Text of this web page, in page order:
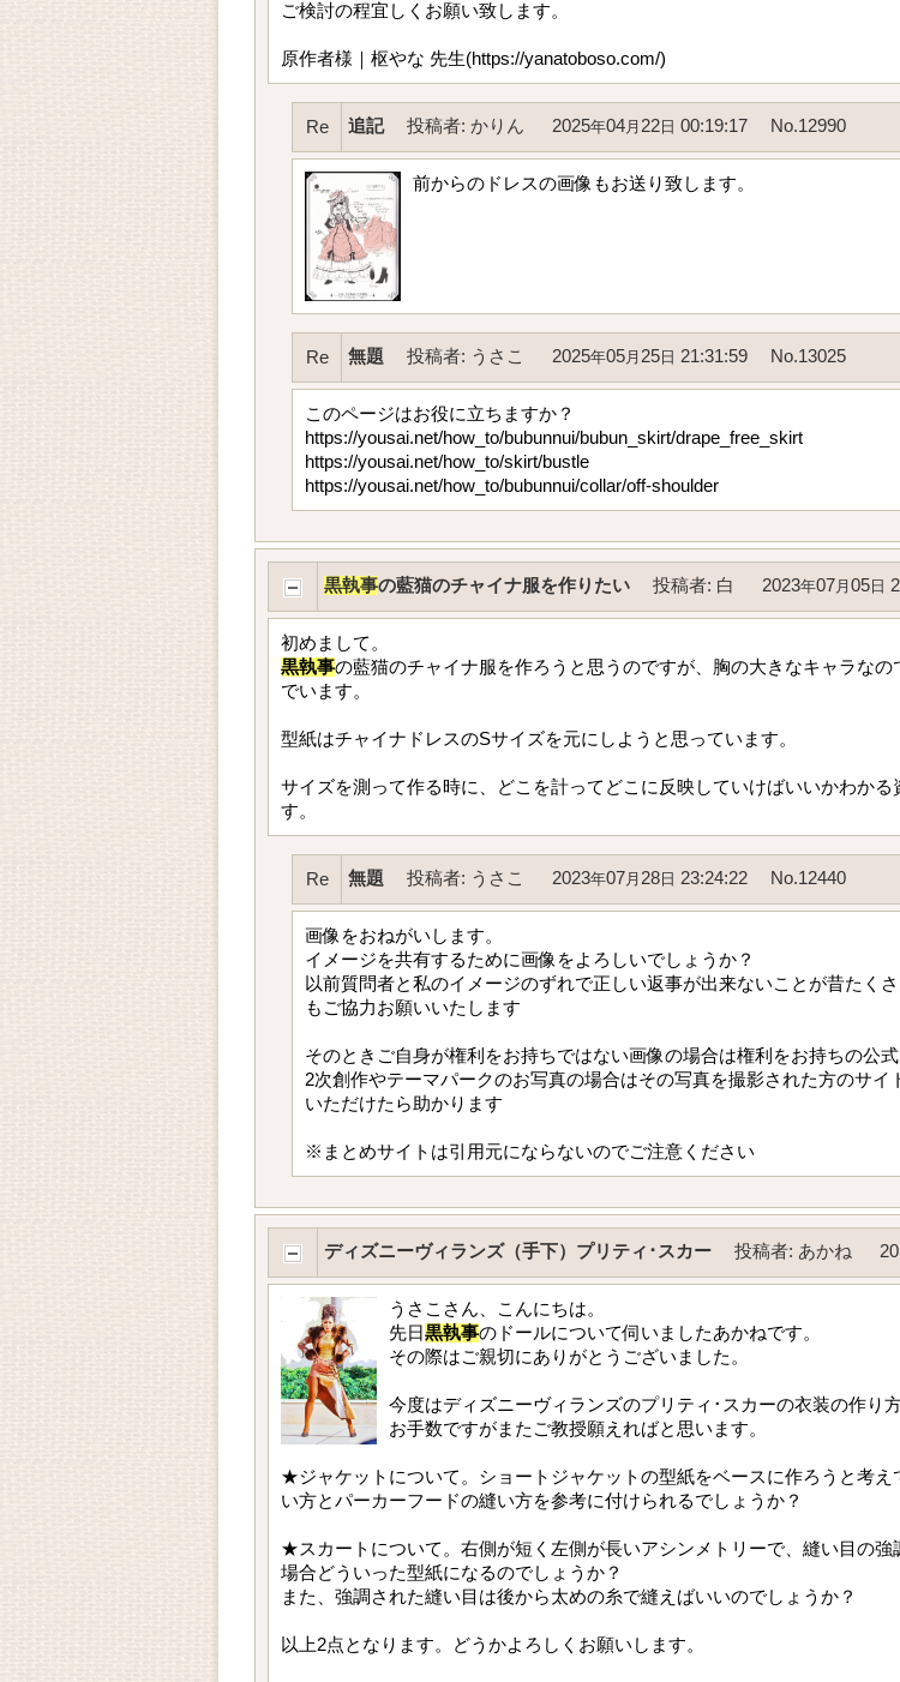
ご検討の程宜しくお願い致します。
原作者様｜枢やな 先生(https://yanatoboso.com/)
Re 追記 投稿者: かりん 2025年04月 22 日 00:19:17 No.12990
前からのドレスの画像もお送り致します。
Re 無題 投稿者: うさこ 2025年05月 25 日 21:31:59 No.13025
このページはお役に立ちますか？
https://yousai.net/how_to/bubunnui/bubun_skirt/drape_free_skirt
https://yousai.net/how_to/skirt/bustle
https://yousai.net/how_to/bubunnui/collar/off-shoulder
黒執事の藍猫のチャイナ服を作りたい 投稿者: 白 2023年07月 05 日
初めまして。
黒執事の藍猫のチャイナ服を作ろうと思うのですが、胸の大きなキャラな
でいます。
型紙はチャイナドレスのSサイズを元にしようと思っています。
サイズを測って作る時に、どこを計ってどこに反映していけばいいかわか
す。
Re 無題 投稿者: うさこ 2023年07月 28 日 23:24:22 No.12440
画像をおねがいします。
イメージを共有するために画像をよろしいでしょうか？
以前質問者と私のイメージのずれで正しい返事が出来ないことが昔たく
もご協力お願いいたします
そのときご自身が権利をお持ちではない画像の場合は権利をお持ちの公
2次創作やテーマパークのお写真の場合はその写真を撮影された方のサ
いただけたら助かります
※まとめサイトは引用元にならないのでご注意ください
ディズニーヴィランズ（手下）プリティ･スカー 投稿者: あかね
うさこさん、こんにちは。
先日黒執事のドールについて伺いましたあかねです。
その際はご親切にありがとうございました。
今度はディズニーヴィランズのプリティ･スカーの衣装の作り
お手数ですがまたご教授願えればと思います。
★ジャケットについて。ショートジャケットの型紙をベースに作ろうと考
い方とパーカーフードの縫い方を参考に付けられるでしょうか？
★スカートについて。右側が短く左側が長いアシンメトリーで、縫い目の
場合どういった型紙になるのでしょうか？
また、強調された縫い目は後から太めの糸で縫えばいいのでしょうか？
以上2点となります。どうかよろしくお願いします。